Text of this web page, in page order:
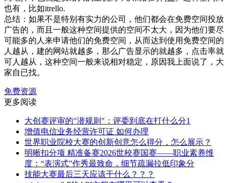
也有，比如itrello.
总结：如果不是特别有实力的公司，他们都会在免费空间投放
广告的，而且一般这种空间提供的空间不太大，因为他们要尽
可能多的人来申请他们的免费空间，从而达到使用免费空间的
人越从，建的网站就越多，那么广告显示的就越多，点击率就
可人越从，这种空间一般来说相对稳定，原因我上面说了，大
家自已找。
免费资源
更多阅读
大创赛评审的"潜规则"：评委到底在打什么分1
增值电信业务经营许可证 如何办理
世界职业院校大赛的创新创意怎么得分，怎么展示？
明晰扣分项 精准备赛2026世校赛国赛——职业素养维
度：“表演式”作秀最致命，细节疏漏拉低印象分
技能大赛最后三天应该干什么？？？